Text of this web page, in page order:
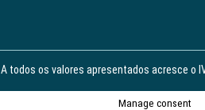
A todos os valores apresentados acresce o
Manage consent